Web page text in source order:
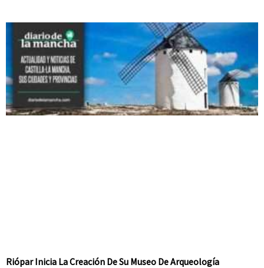
Riópar Inicia La Creación De Su Museo De Arqueología